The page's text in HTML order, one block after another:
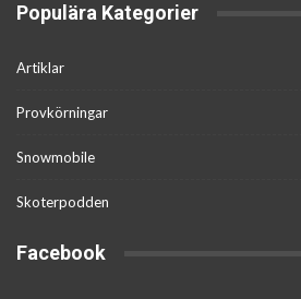
Populära Kategorier
Artiklar
Provkörningar
Snowmobile
Skoterpodden
Facebook